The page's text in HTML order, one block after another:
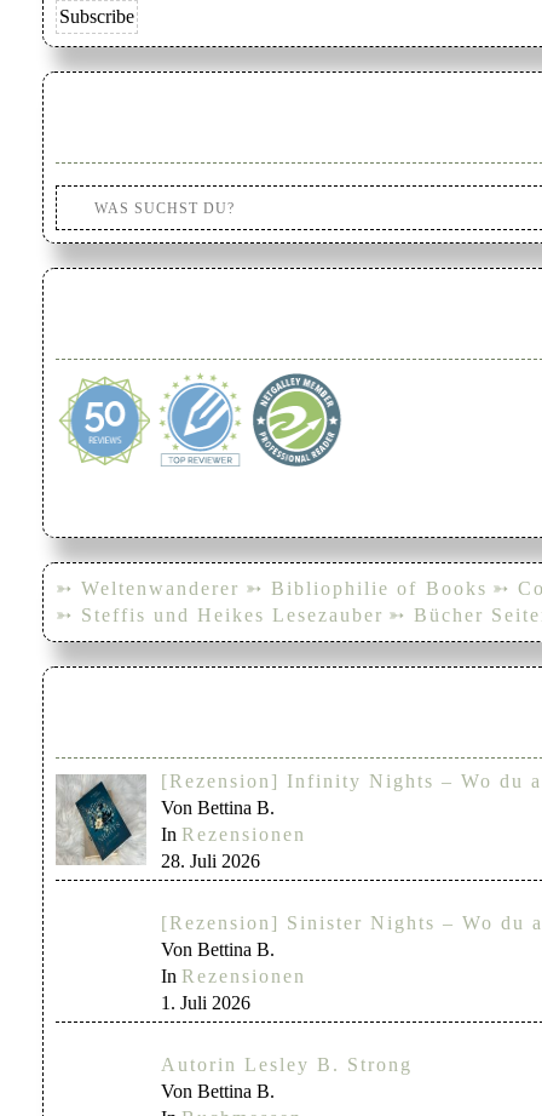
➳ Weltenwanderer ➳ Bibliophilie of Books ➳
➳ Steffis und Heikes Lesezauber ➳ Bücher
[Rezension] Infinity Nights – Wo du
Von Bettina B.
In Rezensionen
28. Juli 2026
[Rezension] Sinister Nights – Wo du
Von Bettina B.
In Rezensionen
1. Juli 2026
Autorin Lesley B. Strong
Von Bettina B.